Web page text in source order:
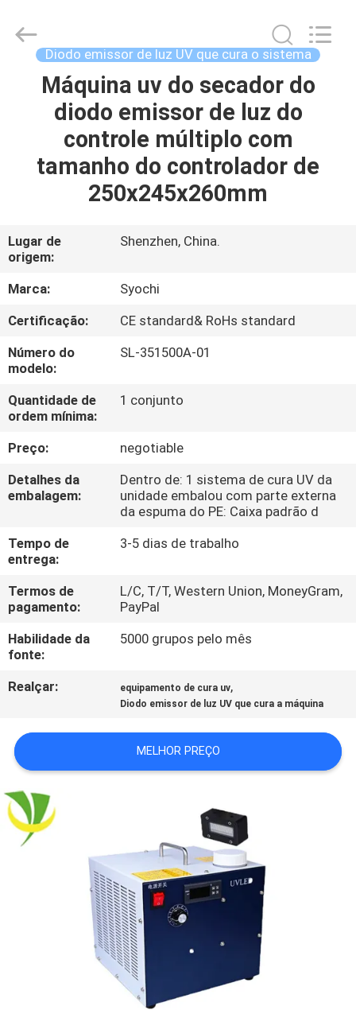
CASA
PRODUTOS
EXCURSÃO
DA
FÁBRICA
CONTROLE
DA
QUALIDADE
CONTACTE-
NOS
NOTÍCIA
PEÇA
UMAS
CITAÇÕES
DO
SITE
PRIVACY
POLICY
Shenzhen
Syochi
Electronics
Diodo emissor de luz UV que cura o sistema
Máquina uv do secador do
diodo emissor de luz do
controle múltiplo com
tamanho do controlador de
250x245x260mm
Lugar de
origem:
Shenzhen, China.
Marca:
Syochi
Certificação:
CE standard& RoHs standard
Número do
modelo:
SL-351500A-01
Quantidade de
ordem mínima:
1 conjunto
Preço:
negotiable
Detalhes da
embalagem:
Dentro de: 1 sistema de cura UV da
unidade embalou com parte externa
da espuma do PE: Caixa padrão d
Tempo de
entrega:
3-5 dias de trabalho
Termos de
pagamento:
L/C, T/T, Western Union, MoneyGram,
PayPal
Habilidade da
fonte:
5000 grupos pelo mês
Realçar: equipamento de cura uv,
Diodo emissor de luz UV que cura a máquina
MELHOR PREÇO